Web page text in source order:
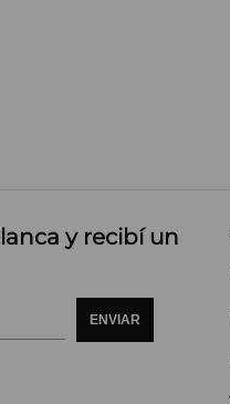
y recibí un
ENVIAR